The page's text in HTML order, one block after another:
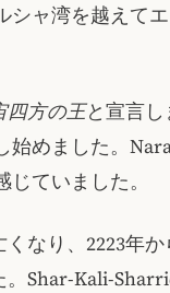
シャ湾を越えて
四方の王と宣言し
始めました。
ていました。
なり、2223年
Shar-Kali-